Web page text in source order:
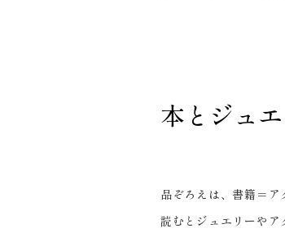
本とジュ
品ぞろえは、書籍＝ア
読むとジュエリーや